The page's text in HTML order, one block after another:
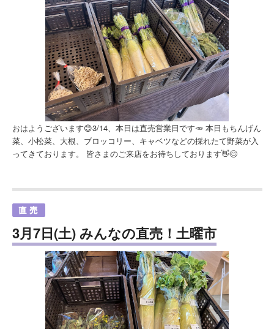
おはようございます😊3/14、本日は直売営業日です🥕 本日もちんげん
菜、小松菜、大根、ブロッコリー、キャベツなどの採れたて野菜が入
ってきております。 皆さまのご来店をお待ちしております👋😊
3月7日(土) みんなの直売！土曜市